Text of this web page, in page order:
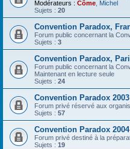
Modérateurs : Côme Michel
Sujets : 20
Convention Paradox,
Forum public concernant la
Sujets : 3
Convention Paradox,
Forum public concernant la
Maintenant en lecture seule
Sujets : 24
Convention Paradox
Forum privé réservé aux
Sujets : 57
Convention Paradox
Forum privé destiné à la
Sujets : 19